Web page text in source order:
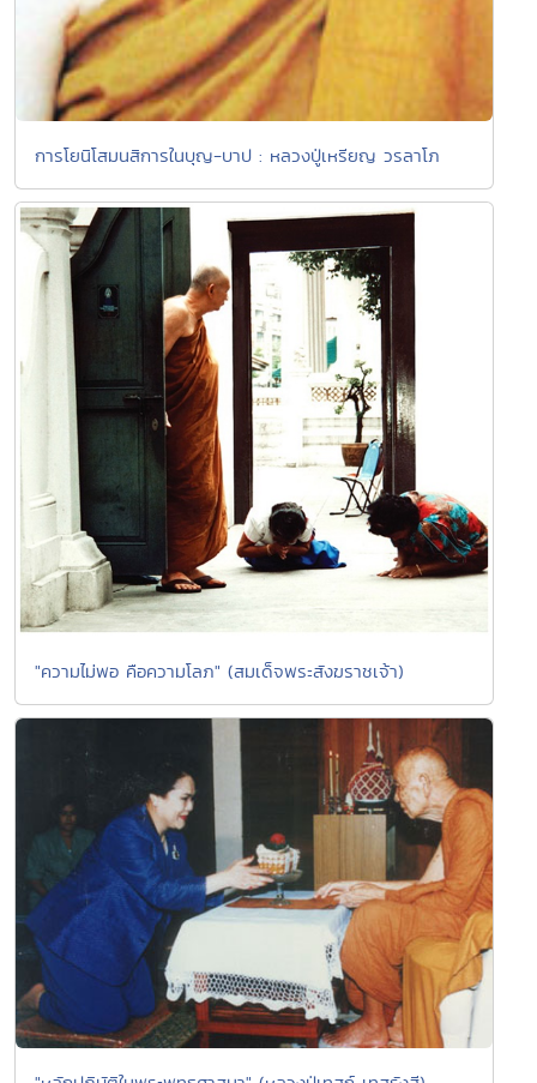
การโยนิโสมนสิการในบุญ-บาป : หลวงปู่เหรียญ วรลาโภ
"ความไม่พอ คือความโลภ" (สมเด็จพระสังฆราชเจ้า)